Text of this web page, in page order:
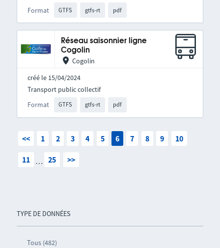
TYPE DE DONNÉES
Tous (482)
Format GTFS gtfs-rt pdf
Réseau saisonnier ligne
Cogolin
Cogolin
créé le 15/04/2024
Format GTFS gtfs-rt pdf
Transport public collectif
<< 1 2 3 4 5 6 7 8 9 10
11 … 25 >>